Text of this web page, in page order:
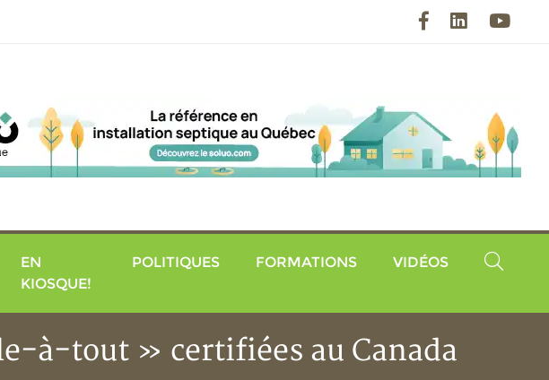
FacebookLinkedIn
EN
KIOSQUE!
POLITIQUES FORMATIONS VIDÉOS
à-tout » certifiées au Canada